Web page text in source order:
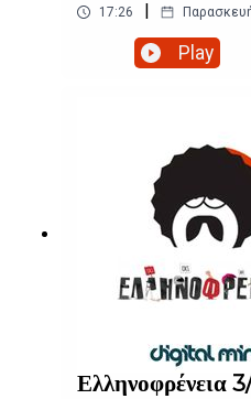
17:26
Play
Ελληνοφρένεια